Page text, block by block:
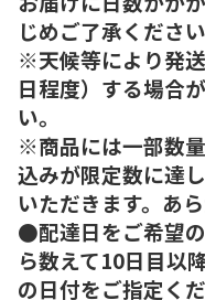
じめご了承ください
※天候等により発
日程度）する場合
い。
※商品には一部数
込みが限定数に達
いただきます。あ
●配達日をご希望
ら数えて10日目以
の日付をご指定くだ